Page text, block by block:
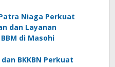
Niaga Perkuat
dan Layanan
di Masohi
BKKBN Perkuat